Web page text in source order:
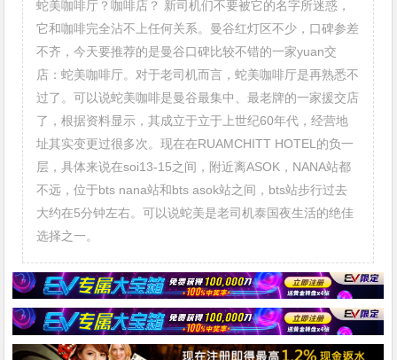
蛇美咖啡厅？咖啡店？ 新司机们不要被它的名字所迷惑，
它和咖啡完全沾不上任何关系。曼谷红灯区不少，口碑参差
不齐，今天要推荐的是曼谷口碑比较不错的一家yuan交
店：蛇美咖啡厅。对于老司机而言，蛇美咖啡厅是再熟悉不
过了。可以说蛇美咖啡是曼谷最集中、最老牌的一家援交店
了，根据资料显示，其成立于立于上世纪60年代，经营地
址其实变更过很多次。现在在RUAMCHITT HOTEL的负一
层，具体来说在soi13-15之间，附近离ASOK，NANA站都
不远，位于bts nana站和bts asok站之间，bts站步行过去
大约在5分钟左右。可以说蛇美是老司机泰国夜生活的绝佳
选择之一。